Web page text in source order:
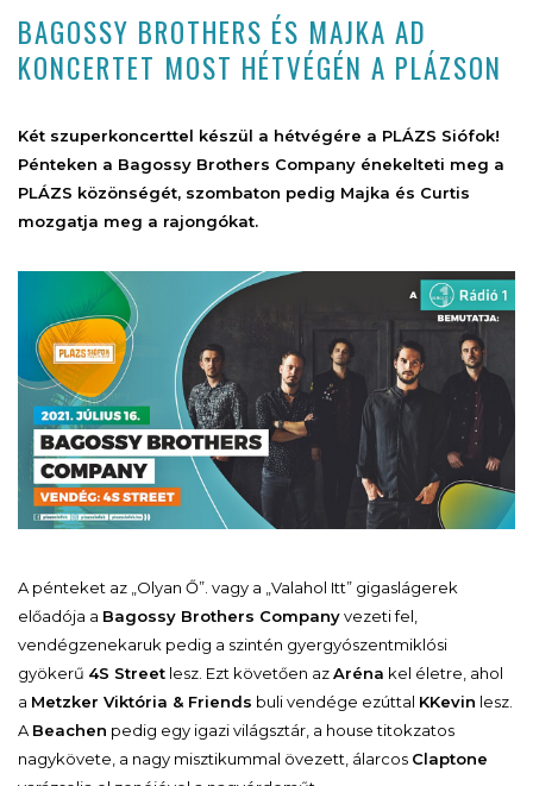
BAGOSSY BROTHERS ÉS MAJKA AD
KONCERTET MOST HÉTVÉGÉN A PLÁZSON
Két szuperkoncerttel készül a hétvégére a PLÁZS Siófok!
Pénteken a Bagossy Brothers Company énekelteti meg a
PLÁZS közönségét, szombaton pedig Majka és Curtis
mozgatja meg a rajongókat.
A pénteket az „Olyan Ő”. vagy a „Valahol Itt” gigaslágerek
előadója a Bagossy Brothers Companyvezeti fel,
vendégzenekaruk pedig a szintén gyergyószentmiklósi
gyökerű 4S Street lesz. Ezt követően azAréna kel életre, ahol
a Metzker Viktória & Friends buli vendége ezúttal KKevin lesz.
A Beachen pedig egy igazi világsztár, a house titokzatos
nagykövete, a nagy misztikummal övezett, álarcos Claptone